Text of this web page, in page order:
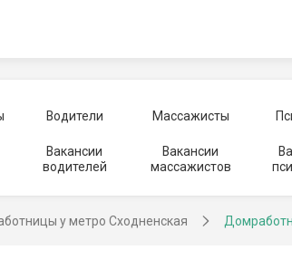
Водители Массажисты
Вакансии
водителей
Вакансии
массажистов
у метро Сходненская